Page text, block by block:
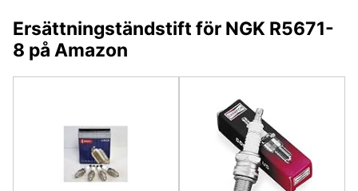
Ersättningständstift för NGK R5671-
8 på Amazon